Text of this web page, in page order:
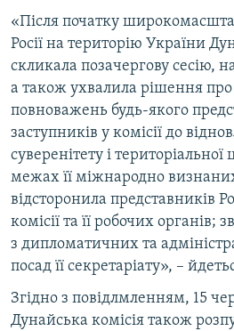
Усі сайти RFE/RL
«Після початку
Росії на територію України
скликала позачергову сесію,
а також ухвалила рішення
повноважень будь-якого
заступників у комісії до
суверенітету і територіальної
межах її міжнародно
відсторонила представників
комісії та її робочих органів;
з дипломатичних та
посад її секретаріату», –
Згідно з повідлмленням, 15
Дунайська комісія також